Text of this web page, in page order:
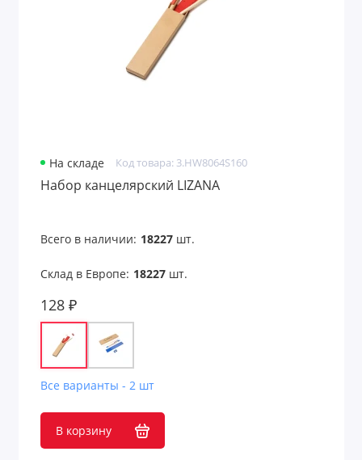
На складе Код товара: 3.HW8064S160
Набор канцелярский LIZANA
Всего в наличии: 18227шт.
Склад в Европе: 18227шт.
128 ₽
Все варианты - 2 шт
В корзину